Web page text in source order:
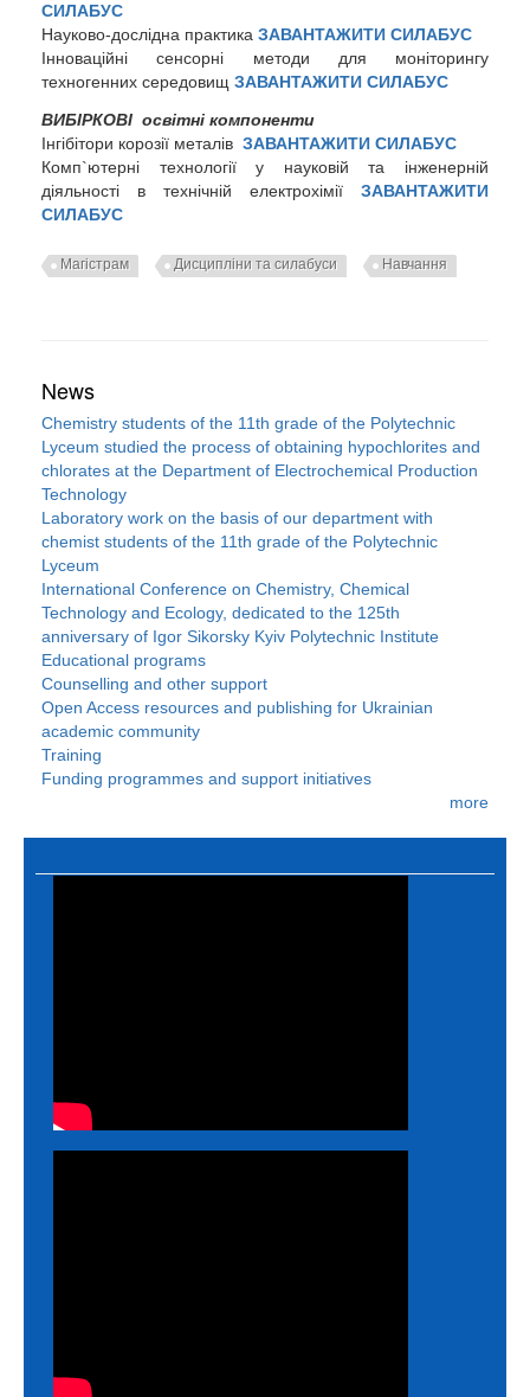
СИЛАБУС
Науково-дослідна практика ЗАВАНТАЖИТИ СИЛАБУС
Інноваційні сенсорні методи для моніторингу
техногенних середовищ ЗАВАНТАЖИТИ СИЛАБУС
ВИБІРКОВІ освітні компоненти
Інгібітори корозії металів ЗАВАНТАЖИТИ СИЛАБУС
Комп`ютерні технології у науковій та інженерній
діяльності в технічній електрохімії ЗАВАНТАЖИТИ
СИЛАБУС
Магістрам Дисципліни та силабуси Навчання
News
Chemistry students of the 11th grade of the Polytechnic
Lyceum studied the process of obtaining hypochlorites and
chlorates at the Department of Electrochemical Production
Technology
Laboratory work on the basis of our department with
chemist students of the 11th grade of the Polytechnic
Lyceum
International Conference on Chemistry, Chemical
Technology and Ecology, dedicated to the 125th
anniversary of Igor Sikorsky Kyiv Polytechnic Institute
Educational programs
Counselling and other support
Open Access resources and publishing for Ukrainian
academic community
Training
Funding programmes and support initiatives
more